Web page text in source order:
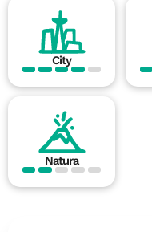
City
Natura